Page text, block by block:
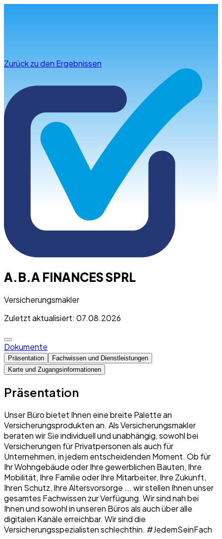
Zurück zu den Ergebnissen
A.B.A FINANCES SPRL
Versicherungsmakler
Zuletzt aktualisiert: 07.08.2026
Dokumente
Präsentation
Fachwissen und Dienstleistungen
Karte und Zugangsinformationen
Präsentation
Unser Büro bietet Ihnen eine breite Palette an
Versicherungsprodukten an. Als Versicherungsmakler
beraten wir Sie individuell und unabhängig, sowohl bei
Versicherungen für Privatpersonen als auch für
Unternehmen, in jedem entscheidenden Moment. Ob für
Ihr Wohngebäude oder Ihre gewerblichen Bauten, Ihre
Mobilität, Ihre Familie oder Ihre Mitarbeiter, Ihre Zukunft,
Ihren Schutz, Ihre Altersvorsorge ... wir stellen Ihnen unser
gesamtes Fachwissen zur Verfügung. Wir sind nah bei
Ihnen und sowohl in unseren Büros als auch über alle
digitalen Kanäle erreichbar. Wir sind die
Versicherungsspezialisten schlechthin. #JedemSeinFach